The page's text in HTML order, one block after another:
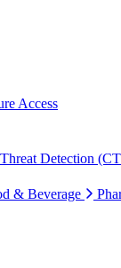
Access
Detection
& Beverage